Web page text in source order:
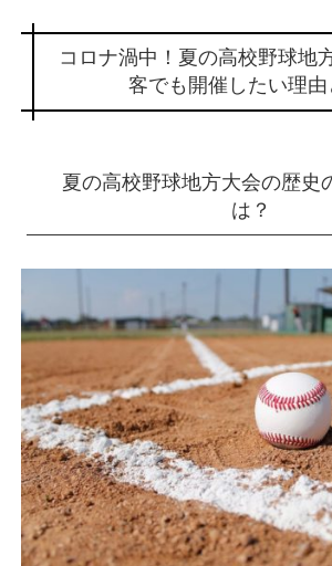
コロナ渦中！夏の高校野球地
客でも開催したい理由
夏の高校野球地方大会の歴史
は？